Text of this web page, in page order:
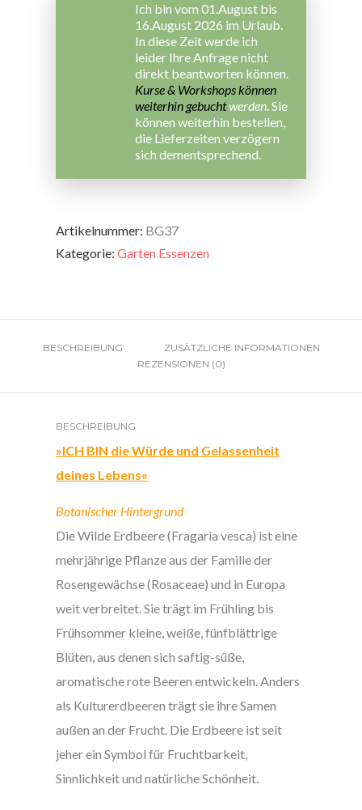
Ich bin vom 01.August bis
16.August 2026 im Urlaub.
In diese Zeit werde ich
leider Ihre Anfrage nicht
direkt beantworten können.
Kurse & Workshops können
weiterhin gebuchtwerden. Sie
können weiterhin bestellen,
die Lieferzeiten verzögern
sich dementsprechend.
Artikelnummer: BG37
Kategorie: Garten Essenzen
BESCHREIBUNG
ZUSÄTZLICHE INFORMATIONEN
REZENSIONEN (0)
BESCHREIBUNG
»ICH BIN die Würde und Gelassenheit
deines Lebens«
Botanischer Hintergrund
Die Wilde Erdbeere (Fragaria vesca) ist eine
mehrjährige Pflanze aus der Familie der
Rosengewächse (Rosaceae) und in Europa
weit verbreitet. Sie trägt im Frühling bis
Frühsommer kleine, weiße, fünfblättrige
Blüten, aus denen sich saftig-süße,
aromatische rote Beeren entwickeln. Anders
als Kulturerdbeeren trägt sie ihre Samen
außen an der Frucht. Die Erdbeere ist seit
jeher ein Symbol für Fruchtbarkeit,
Sinnlichkeit und natürliche Schönheit.